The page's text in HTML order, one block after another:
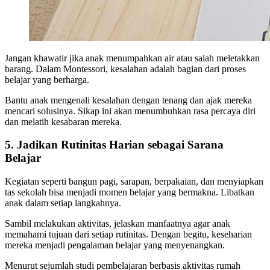
Jangan khawatir jika anak menumpahkan air atau salah meletakkan
barang. Dalam Montessori, kesalahan adalah bagian dari proses
belajar yang berharga.
Bantu anak mengenali kesalahan dengan tenang dan ajak mereka
mencari solusinya. Sikap ini akan menumbuhkan rasa percaya diri
dan melatih kesabaran mereka.
5. Jadikan Rutinitas Harian sebagai Sarana
Belajar
Kegiatan seperti bangun pagi, sarapan, berpakaian, dan menyiapkan
tas sekolah bisa menjadi momen belajar yang bermakna. Libatkan
anak dalam setiap langkahnya.
Sambil melakukan aktivitas, jelaskan manfaatnya agar anak
memahami tujuan dari setiap rutinitas. Dengan begitu, keseharian
mereka menjadi pengalaman belajar yang menyenangkan.
Menurut sejumlah studi pembelajaran berbasis aktivitas rumah